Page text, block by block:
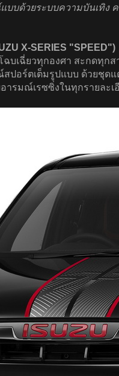
บด้วยระบบความบันเทิ
X-SERIES "SPEED")
ฉี่ยวทุกองศา สะกดทุกสา
อร์ตเต็มรูปแบบ ด้วยชุด
ารมณ์เรซซิ่งในทุกรายละเ